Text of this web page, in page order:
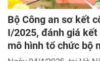
Bộ Công an sơ kết
I/2025, đánh giá
mô hình tổ chức bộ